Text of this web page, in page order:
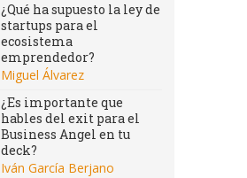
¿Qué ha supuesto la ley de
startups para el
ecosistema
emprendedor?
Miguel Álvarez
¿Es importante que
hables del exit para el
Business Angel en tu
deck?
Iván García Berjano